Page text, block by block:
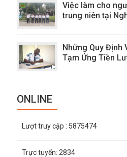
Việc làm cho
trung niên tại
Những Quy Định
Tạm Ứng Tiền
ONLINE
Lượt truy cập : 5875474
Trực tuyến: 2834